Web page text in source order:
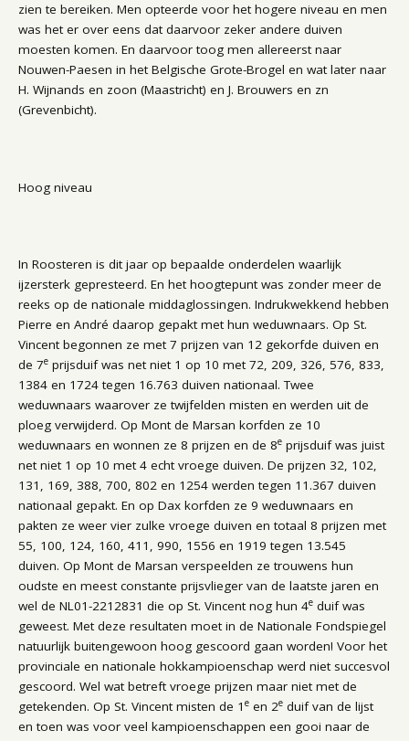
zien te bereiken. Men opteerde voor het hogere niveau en men
was het er over eens dat daarvoor zeker andere duiven
moesten komen. En daarvoor toog men allereerst naar
Nouwen-Paesen in het Belgische Grote-Brogel en wat later naar
H. Wijnands en zoon (Maastricht) en J. Brouwers en zn
(Grevenbicht).
Hoog niveau
In Roosteren is dit jaar op bepaalde onderdelen waarlijk
ijzersterk gepresteerd. En het hoogtepunt was zonder meer de
reeks op de nationale middaglossingen. Indrukwekkend hebben
Pierre en André daarop gepakt met hun weduwnaars. Op St.
Vincent begonnen ze met 7 prijzen van 12 gekorfde duiven en
de 7e prijsduif was net niet 1 op 10 met 72, 209, 326, 576, 833,
1384 en 1724 tegen 16.763 duiven nationaal. Twee
weduwnaars waarover ze twijfelden misten en werden uit de
ploeg verwijderd. Op Mont de Marsan korfden ze 10
weduwnaars en wonnen ze 8 prijzen en de 8e prijsduif was juist
net niet 1 op 10 met 4 echt vroege duiven. De prijzen 32, 102,
131, 169, 388, 700, 802 en 1254 werden tegen 11.367 duiven
nationaal gepakt. En op Dax korfden ze 9 weduwnaars en
pakten ze weer vier zulke vroege duiven en totaal 8 prijzen met
55, 100, 124, 160, 411, 990, 1556 en 1919 tegen 13.545
duiven. Op Mont de Marsan verspeelden ze trouwens hun
oudste en meest constante prijsvlieger van de laatste jaren en
wel de NL01-2212831 die op St. Vincent nog hun 4e duif was
geweest. Met deze resultaten moet in de Nationale Fondspiegel
natuurlijk buitengewoon hoog gescoord gaan worden! Voor het
provinciale en nationale hokkampioenschap werd niet succesvol
gescoord. Wel wat betreft vroege prijzen maar niet met de
getekenden. Op St. Vincent misten de 1e en 2e duif van de lijst
en toen was voor veel kampioenschappen een gooi naar de